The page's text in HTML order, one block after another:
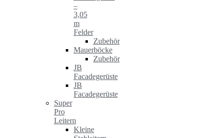
–
3,05
m
Felder
Zubehör
Mauerböcke
Zubehör
JB
Facadegerüste
JB
Facadegerüste
Super
Pro
Leitern
Kleine